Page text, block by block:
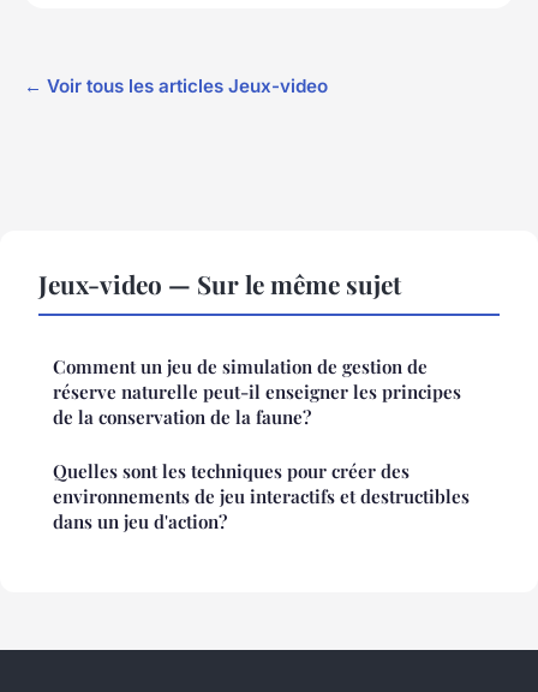
← Voir tous les articles Jeux-video
Jeux-video — Sur le même sujet
Comment un jeu de simulation de gestion de
réserve naturelle peut-il enseigner les principes
de la conservation de la faune?
Quelles sont les techniques pour créer des
environnements de jeu interactifs et destructibles
dans un jeu d'action?